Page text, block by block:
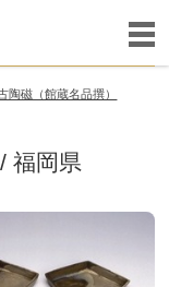
陶磁（館蔵名品撰）
福岡県